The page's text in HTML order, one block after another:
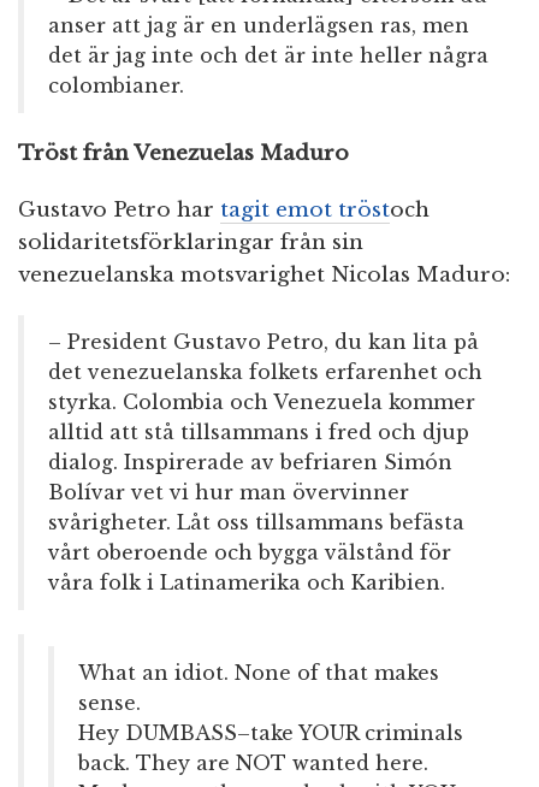
anser att jag är en underlägsen ras, men
det är jag inte och det är inte heller några
colombianer.
Tröst från Venezuelas Maduro
Gustavo Petro har tagit emot tröstoch
solidaritetsförklaringar från sin
venezuelanska motsvarighet Nicolas Maduro:
– President Gustavo Petro, du kan lita på
det venezuelanska folkets erfarenhet och
styrka. Colombia och Venezuela kommer
alltid att stå tillsammans i fred och djup
dialog. Inspirerade av befriaren Simón
Bolívar vet vi hur man övervinner
svårigheter. Låt oss tillsammans befästa
vårt oberoende och bygga välstånd för
våra folk i Latinamerika och Karibien.
What an idiot. None of that makes
sense.
Hey DUMBASS–take YOUR criminals
back. They are NOT wanted here.